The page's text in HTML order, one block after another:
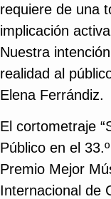
requiere de una
implicación
Nuestra
realidad al
Elena Ferrándiz.
El cortometraje
Público en el
Premio Mejor
Internacional de